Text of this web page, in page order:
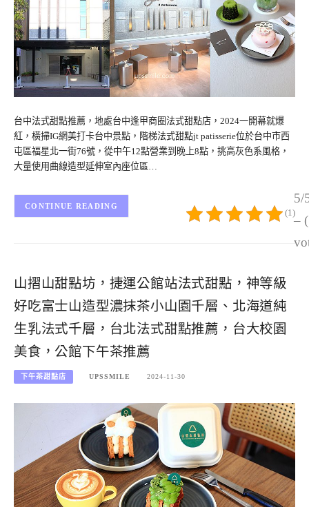
台中法式甜點推薦，地處台中逢甲商圈法式甜點店，2024一開幕就爆
紅，橫掃IG網美打卡台中景點，階梯法式甜點jt patisserie位於台中市西
屯區福星北一街76號，從中午12點營業到晚上8點，挑高灰色系風格，
大量使用曲線造型延伸室內座位區…
5/
–
(1)
CONTINUE READING
山摺山甜點坊，捷運公館站法式甜點，神等級
好吃富士山造型濃抹茶小山園千層、北海道純
生乳法式千層，台北法式甜點推薦，台大校園
美食，公館下午茶推薦
下午茶甜點店 UPSSMILE 2024-11-30